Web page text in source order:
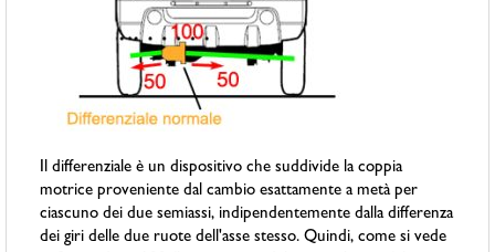
Il differenziale è un dispositivo che suddivide la coppia
motrice proveniente dal cambio esattamente a metà per
ciascuno dei due semiassi, indipendentemente dalla differenza
dei giri delle due ruote dell'asse stesso. Quindi, come si vede